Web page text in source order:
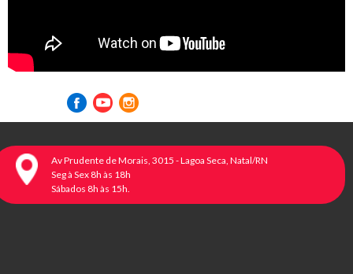
Av Prudente de Morais, 3015 - Lagoa Seca, Natal/RN
Seg à Sex 8h às 18h
Sábados 8h às 15h.